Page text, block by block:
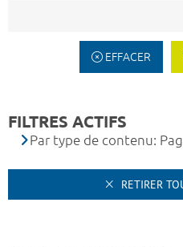
EFFACER
FILTRES ACTIFS
Par type de contenu:
RETIRER